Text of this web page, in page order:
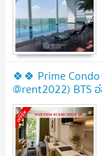
🍀🍀 Prime
@rent2022) BTS
A03773 UPDATE !